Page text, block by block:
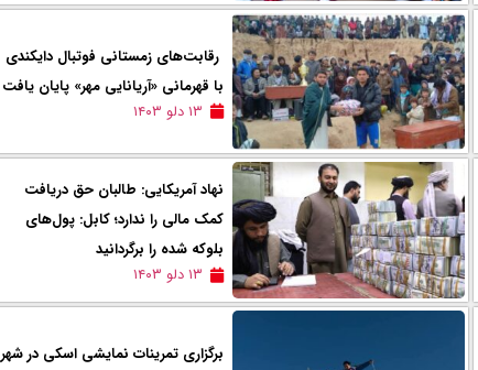
رقابت‌های زمستانی فوتبال دایکندی
با قهرمانی «آریانایی مهر» پایان یافت
۱۳ دلو ۱۴۰۳
نهاد آمریکایی: طالبان حق دریافت
کمک‌ مالی را ندارد؛ کابل: پول‌های
بلوکه شده را برگردانید
۱۳ دلو ۱۴۰۳
برگزاری تمرینات نمایشی اسکی در شهر